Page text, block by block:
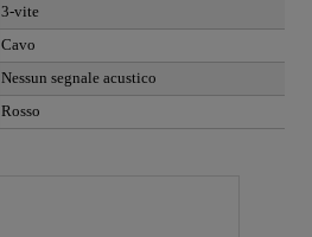
3-vite
Cavo
Nessun segnale acustico
Rosso